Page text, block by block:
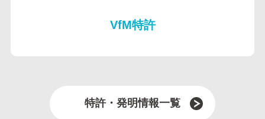
VfM特許
特許・発明情報一覧